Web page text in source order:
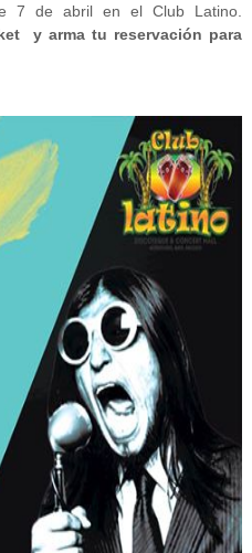
7 de abril en el Club Latino.
y arma tu reservación para